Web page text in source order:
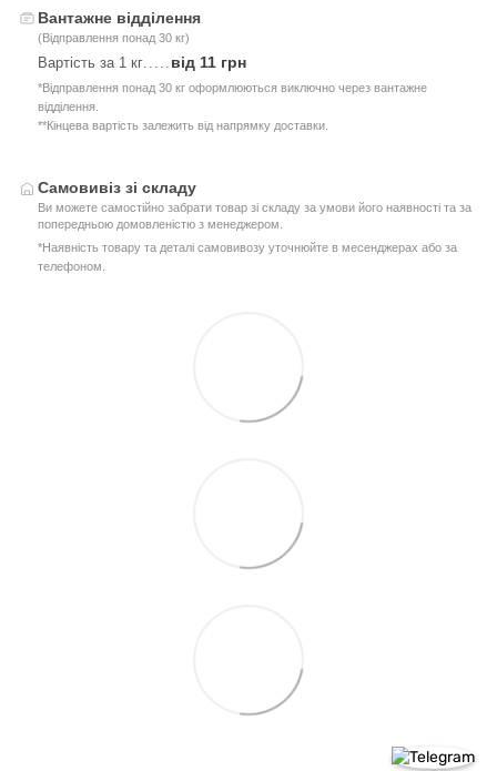
Вантажне відділення
(Відправлення понад 30 кг)
Вартість за 1 кг..... від 11 грн
*Відправлення понад 30 кг оформлюються виключно через вантажне
відділення.
**Кінцева вартість залежить від напрямку доставки.
Самовивіз зі складу
Ви можете самостійно забрати товар зі складу за умови його наявності та за
попередньою домовленістю з менеджером.
*Наявність товару та деталі самовивозу уточнюйте в месенджерах або за
телефоном.